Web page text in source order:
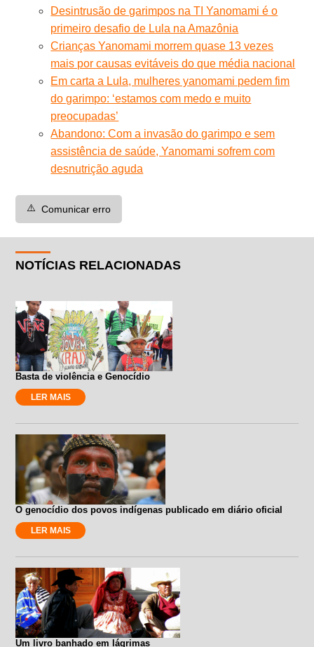
Desintrusão de garimpos na TI Yanomami é o
primeiro desafio de Lula na Amazônia
Crianças Yanomami morrem quase 13 vezes
mais por causas evitáveis do que média nacional
Em carta a Lula, mulheres yanomami pedem fim
do garimpo: ‘estamos com medo e muito
preocupadas’
Abandono: Com a invasão do garimpo e sem
assistência de saúde, Yanomami sofrem com
desnutrição aguda
⚠️ Comunicar erro
NOTÍCIAS RELACIONADAS
Basta de violência e Genocídio
LER MAIS
O genocídio dos povos indígenas publicado em diário oficial
LER MAIS
Um livro banhado em lágrimas